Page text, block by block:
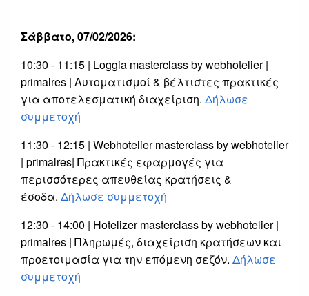
Σάββατο, 07/02/2026:
10:30 - 11:15 | Loggia masterclass by webhotelier |
primalres | Αυτοματισμοί & βέλτιστες πρακτικές
για αποτελεσματική διαχείριση. Δήλωσε
συμμετοχή
11:30 - 12:15 | Webhotelier masterclass by webhotelier
| primalres| Πρακτικές εφαρμογές για
περισσότερες απευθείας κρατήσεις &
έσοδα. Δήλωσε συμμετοχή
12:30 - 14:00 | Hotelizer masterclass by webhotelier |
primalres | Πληρωμές, διαχείριση κρατήσεων και
προετοιμασία για την επόμενη σεζόν. Δήλωσε
συμμετοχή